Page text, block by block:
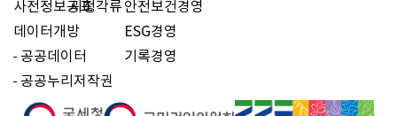
사전정보공표
데이터개방
공공데이터
공공누리저작권
시청각류 안전보건경영
ESG경영
기록경영